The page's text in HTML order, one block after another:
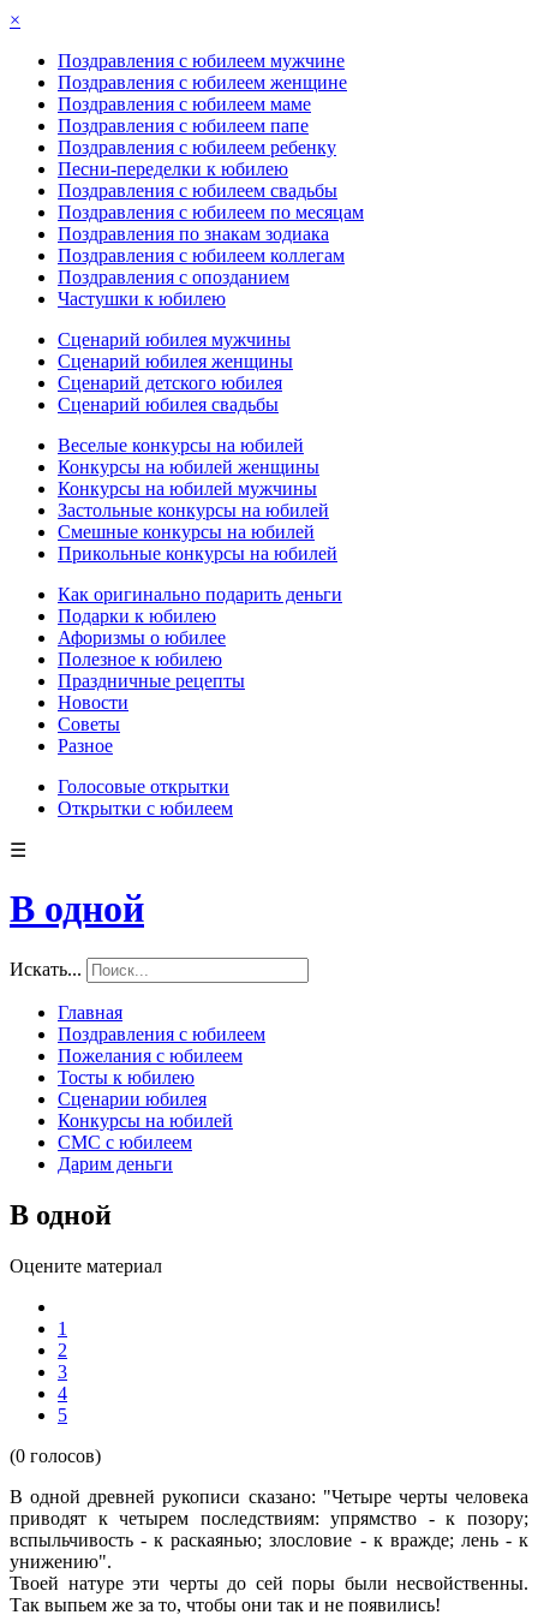
×
Поздравления с юбилеем мужчине
Поздравления с юбилеем женщине
Поздравления с юбилеем маме
Поздравления с юбилеем папе
Поздравления с юбилеем ребенку
Песни-переделки к юбилею
Поздравления с юбилеем свадьбы
Поздравления с юбилеем по месяцам
Поздравления по знакам зодиака
Поздравления с юбилеем коллегам
Поздравления с опозданием
Частушки к юбилею
Сценарий юбилея мужчины
Сценарий юбилея женщины
Сценарий детского юбилея
Сценарий юбилея свадьбы
Веселые конкурсы на юбилей
Конкурсы на юбилей женщины
Конкурсы на юбилей мужчины
Застольные конкурсы на юбилей
Смешные конкурсы на юбилей
Прикольные конкурсы на юбилей
Как оригинально подарить деньги
Подарки к юбилею
Афоризмы о юбилее
Полезное к юбилею
Праздничные рецепты
Новости
Советы
Разное
Голосовые открытки
Открытки с юбилеем
☰
В одной
Искать...
Главная
Поздравления с юбилеем
Пожелания с юбилеем
Тосты к юбилею
Сценарии юбилея
Конкурсы на юбилей
СМС с юбилеем
Дарим деньги
В одной
Оцените материал
1
2
3
4
5
(0 голосов)
В одной древней рукописи сказано: "Четыре черты человека
приводят к четырем последствиям: упрямство - к позору;
вспыльчивость - к раскаянью; злословие - к вражде; лень - к
унижению".
Твоей натуре эти черты до сей поры были несвойственны.
Так выпьем же за то, чтобы они так и не появились!